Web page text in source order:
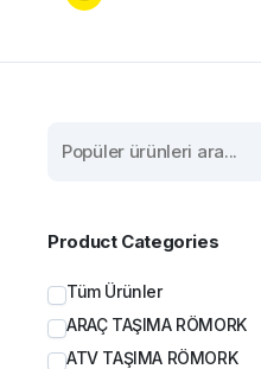
Product Categories
Tüm Ürünler
ARAÇ TAŞIMA RÖMORK
ATV TAŞIMA RÖMORK